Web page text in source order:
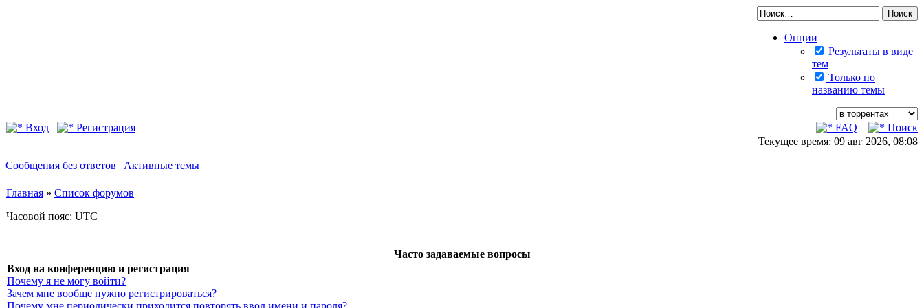
Опции
Результаты в виде
тем
Только по
названию темы
Вход Регистрация FAQ
Поиск
Текущее время: 09 авг 2026, 08:08
Сообщения без ответов | Активные темы
Главная » Список форумов
Часовой пояс: UTC
Часто задаваемые вопросы
Вход на конференцию и регистрация
Почему я не могу войти?
Зачем мне вообще нужно регистрироваться?
Почему мне периодически приходится повторять ввод имени и пароля?